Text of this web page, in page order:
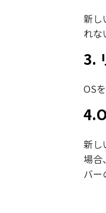
新し
れな
3.
OS
新し
場合
バー